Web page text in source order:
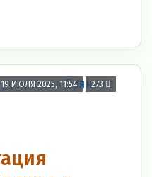
19 ИЮЛЯ 2025, 11:54 273